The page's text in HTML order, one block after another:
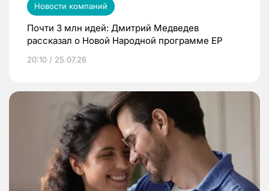
Новости компаний
Почти 3 млн идей: Дмитрий Медведев
рассказал о Новой Народной программе ЕР
20:10 / 25.07.26